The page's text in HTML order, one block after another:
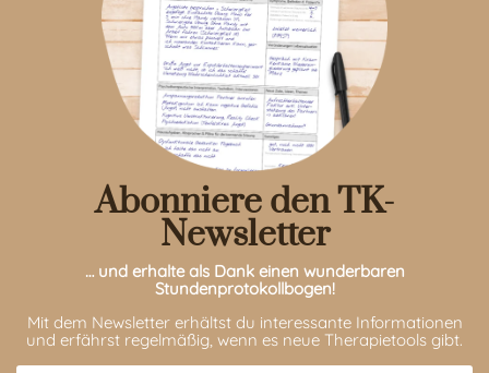
Abonniere den TK-
Newsletter
… und erhalte als Dank einen wunderbaren
Stundenprotokollbogen!
Mit dem Newsletter erhältst du interessante Informationen
und erfährst regelmäßig, wenn es neue Therapietools gibt.